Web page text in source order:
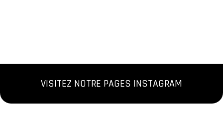
VISITEZ NOTRE PAGES INSTAGRAM